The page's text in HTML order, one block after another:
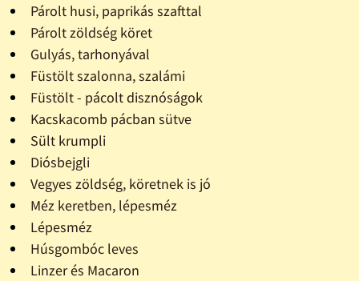
Párolt husi, paprikás szafttal
Párolt zöldség köret
Gulyás, tarhonyával
Füstölt szalonna, szalámi
Füstölt - pácolt disznóságok
Kacskacomb pácban sütve
Sült krumpli
Diósbejgli
Vegyes zöldség, köretnek is jó
Méz keretben, lépesméz
Lépesméz
Húsgombóc leves
Linzer és Macaron